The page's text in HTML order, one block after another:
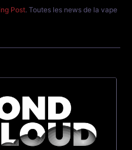
Post. Toutes les news de la vape